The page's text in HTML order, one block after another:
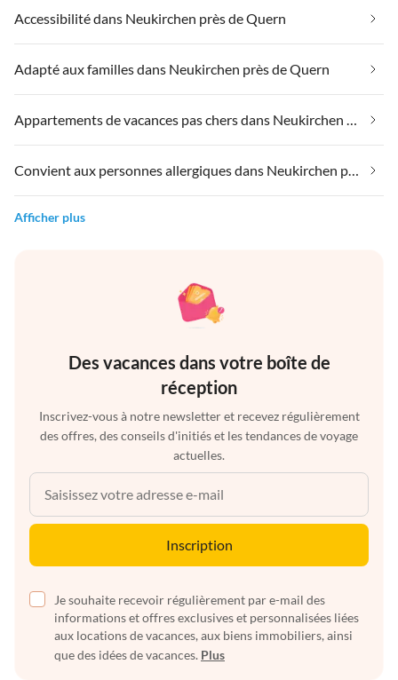
Accessibilité dans Neukirchen près de Quern
Adapté aux familles dans Neukirchen près de Quern
Appartements de vacances pas chers dans Neukirchen près de Quern
Convient aux personnes allergiques dans Neukirchen près de Quern
Afficher plus
Des vacances dans votre boîte de
réception
Inscrivez-vous à notre newsletter et recevez régulièrement
des offres, des conseils d'initiés et les tendances de voyage
actuelles.
Inscription
Je souhaite recevoir régulièrement par e-mail des
informations et offres exclusives et personnalisées liées
aux locations de vacances, aux biens immobiliers, ainsi
que des idées de vacances. Plus